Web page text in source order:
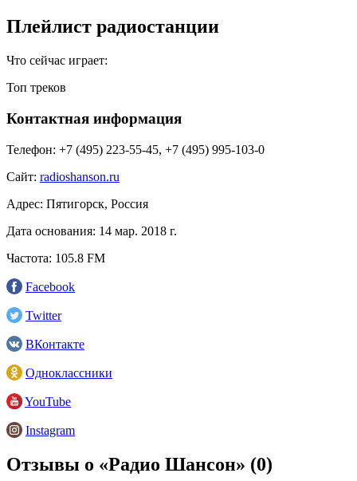
Плейлист радиостанции
Что сейчас играет:
Топ треков
Контактная информация
Телефон: +7 (495) 223-55-45, +7 (495) 995-103-0
Сайт: radioshanson.ru
Адрес: Пятигорск, Россия
Дата основания: 14 мар. 2018 г.
Частота: 105.8 FM
Facebook
Twitter
ВКонтакте
Одноклассники
YouTube
Instagram
Отзывы о «Радио Шансон» (0)